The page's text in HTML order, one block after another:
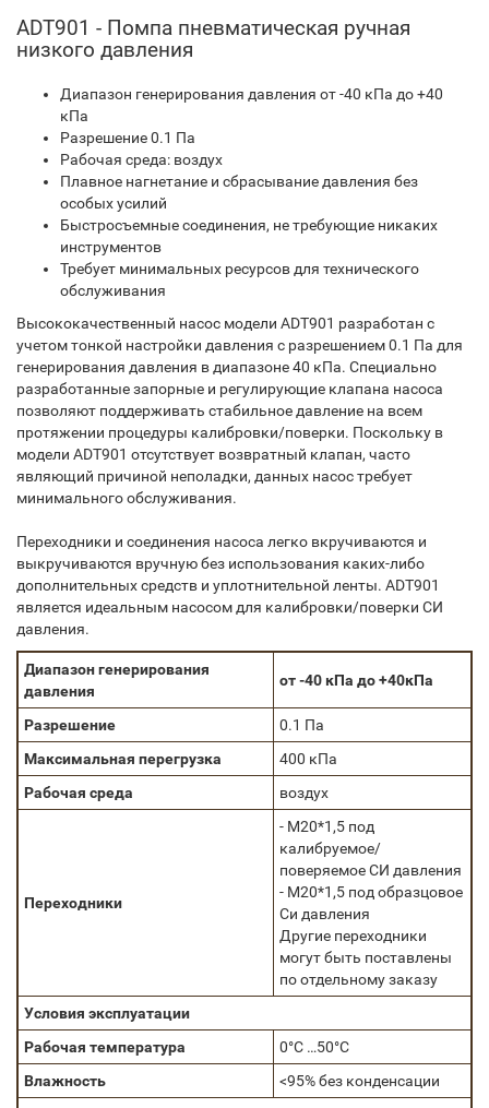
ADT901 - Помпа пневматическая ручная
низкого давления
Диапазон генерирования давления от -40 кПа до +40
кПа
Разрешение 0.1 Па
Рабочая среда: воздух
Плавное нагнетание и сбрасывание давления без
особых усилий
Быстросъемные соединения, не требующие никаких
инструментов
Требует минимальных ресурсов для технического
обслуживания
Высококачественный насос модели ADT901 разработан с
учетом тонкой настройки давления с разрешением 0.1 Па для
генерирования давления в диапазоне 40 кПа. Специально
разработанные запорные и регулирующие клапана насоса
позволяют поддерживать стабильное давление на всем
протяжении процедуры калибровки/поверки. Поскольку в
модели ADT901 отсутствует возвратный клапан, часто
являющий причиной неполадки, данных насос требует
минимального обслуживания.
Переходники и соединения насоса легко вкручиваются и
выкручиваются вручную без использования каких-либо
дополнительных средств и уплотнительной ленты. ADT901
является идеальным насосом для калибровки/поверки СИ
давления.
Диапазон генерирования
давления
от -40 кПа до +40кПа
Разрешение
0.1 Па
Максимальная перегрузка
400 кПа
Рабочая среда
воздух
Переходники
- М20*1,5 под
калибруемое/
поверяемое СИ давления
- М20*1,5 под образцовое
Си давления
Другие переходники
могут быть поставлены
по отдельному заказу
Условия эксплуатации
Рабочая температура
0°C …50°C
Влажность
<95% без конденсации